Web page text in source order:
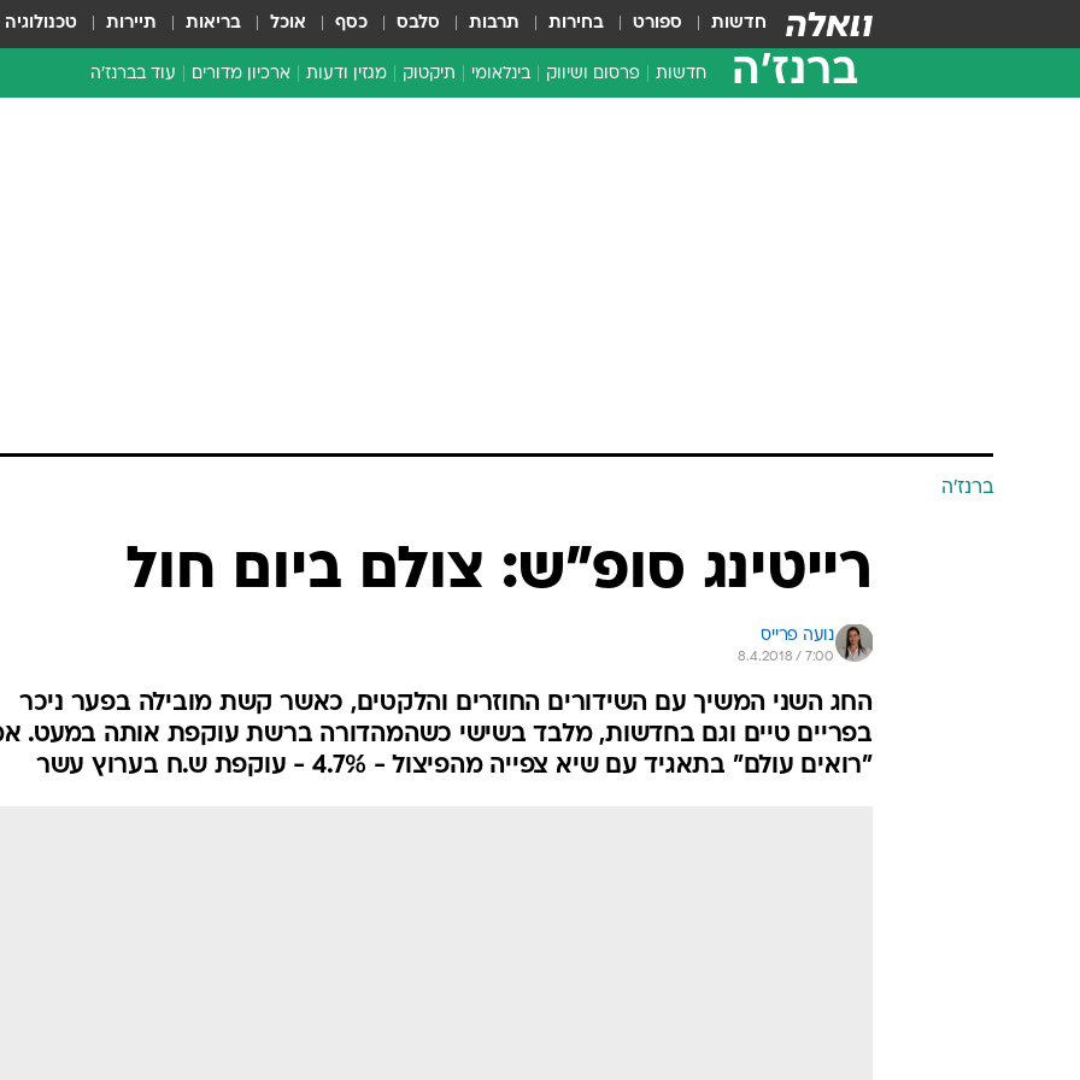
חדשות ספורט בחירות תרבות סלבס כסף אוכל בריאות תיירות טכנולוגיה
ברנז'ה חדשות פרסום ושיווק בינלאומי תיקטוק מגזין ודעות ארכיון מדורים עוד בברנז'ה
ברנז'ה
רייטינג סופ"ש: צולם ביום חול
נועה פרייס
8.4.2018 / 7:00
החג השני המשיך עם השידורים החוזרים והלקטים, כאשר קשת מובילה בפער ניכר
בפריים טיים וגם בחדשות, מלבד בשישי כשהמהדורה ברשת עוקפת אותה במעט.
"רואים עולם" בתאגיד עם שיא צפייה מהפיצול - 4.7% - עוקפת ש.ח בערוץ עשר